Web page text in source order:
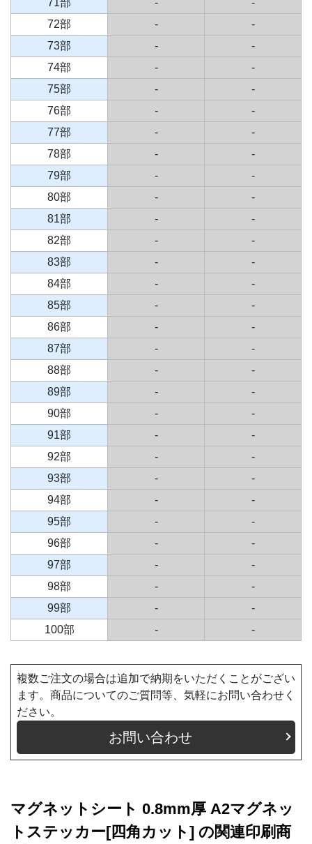
72部
-
-
73部
-
-
74部
-
-
75部
-
-
76部
-
-
77部
-
-
78部
-
-
79部
-
-
80部
-
-
81部
-
-
82部
-
-
83部
-
-
84部
-
-
85部
-
-
86部
-
-
87部
-
-
88部
-
-
89部
-
-
90部
-
-
91部
-
-
92部
-
-
93部
-
-
94部
-
-
95部
-
-
96部
-
-
97部
-
-
98部
-
-
99部
-
-
100部
- -
お問い合わせ
複数ご注文の場合は追加で納期をいただくことがござい
ます。商品についてのご質問等、気軽にお問い合わせく
ださい。
マグネットシート 0.8mm厚 A2マグネッ
トステッカー[四角カット] の関連印刷商